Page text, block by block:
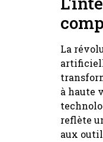
La
à haute
reflète
aux